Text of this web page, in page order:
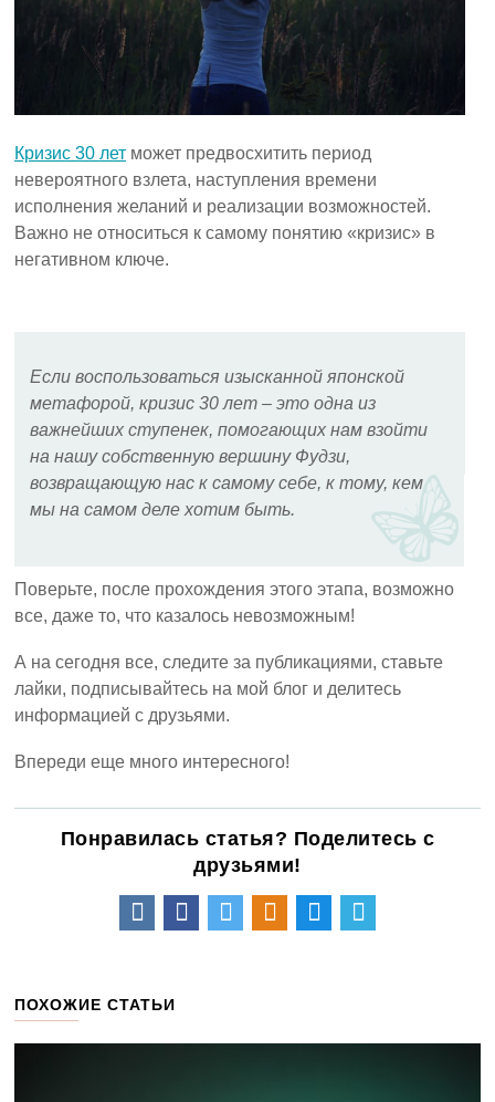
Кризис 30 лет может предвосхитить период
невероятного взлета, наступления времени
исполнения желаний и реализации возможностей.
Важно не относиться к самому понятию «кризис» в
негативном ключе.
Если воспользоваться изысканной японской
метафорой, кризис 30 лет – это одна из
важнейших ступенек, помогающих нам взойти
на нашу собственную вершину Фудзи,
возвращающую нас к самому себе, к тому, кем
мы на самом деле хотим быть.
Поверьте, после прохождения этого этапа, возможно
все, даже то, что казалось невозможным!
А на сегодня все, следите за публикациями, ставьте
лайки, подписывайтесь на мой блог и делитесь
информацией с друзьями.
Впереди еще много интересного!
Понравилась статья? Поделитесь с
друзьями!
ПОХОЖИЕ СТАТЬИ